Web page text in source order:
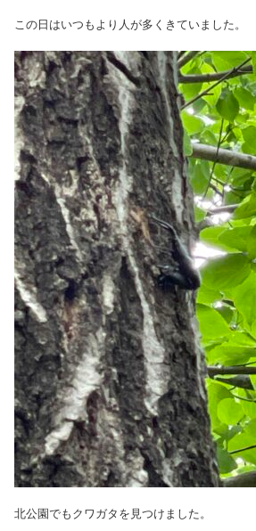
この日はいつもより人が多くきていました。
北公園でもクワガタを見つけました。